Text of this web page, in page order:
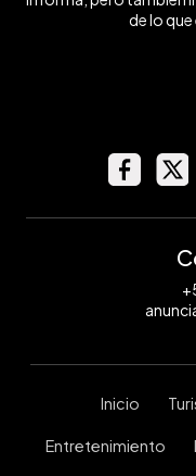
de lo que
Inicio
Entretenimiento